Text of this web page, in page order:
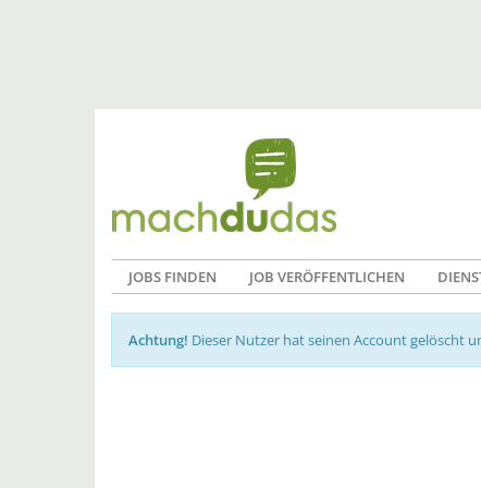
JOBS FINDEN JOB VERÖFFENTLICHEN
Achtung! Dieser Nutzer hat seinen Account gelöscht